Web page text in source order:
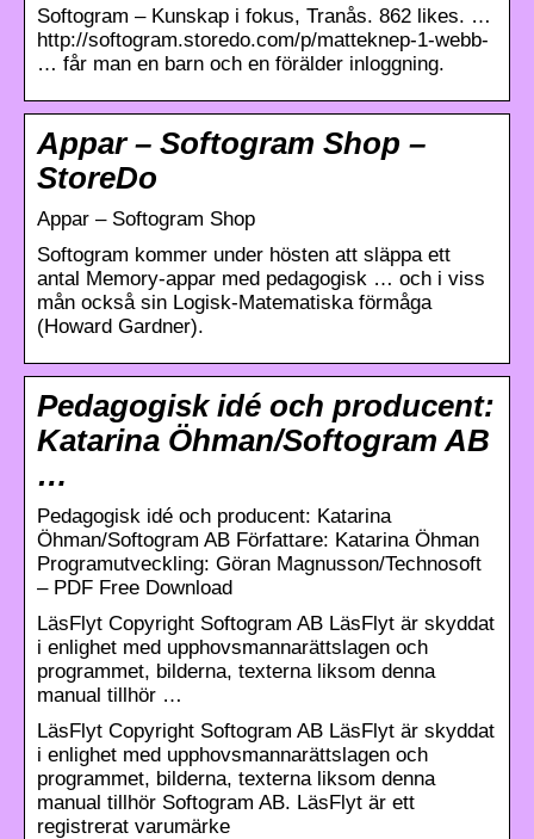
Softogram – Kunskap i fokus, Tranås. 862 likes. …
http://softogram.storedo.com/p/matteknep-1-webb-
… får man en barn och en förälder inloggning.
Appar – Softogram Shop –
StoreDo
Appar – Softogram Shop
Softogram kommer under hösten att släppa ett
antal Memory-appar med pedagogisk … och i viss
mån också sin Logisk-Matematiska förmåga
(Howard Gardner).
Pedagogisk idé och producent:
Katarina Öhman/Softogram AB
…
Pedagogisk idé och producent: Katarina
Öhman/Softogram AB Författare: Katarina Öhman
Programutveckling: Göran Magnusson/Technosoft
– PDF Free Download
LäsFlyt Copyright Softogram AB LäsFlyt är skyddat
i enlighet med upphovsmannarättslagen och
programmet, bilderna, texterna liksom denna
manual tillhör …
LäsFlyt Copyright Softogram AB LäsFlyt är skyddat
i enlighet med upphovsmannarättslagen och
programmet, bilderna, texterna liksom denna
manual tillhör Softogram AB. LäsFlyt är ett
registrerat varumärke